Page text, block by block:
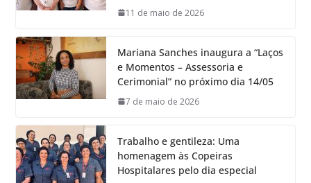
11 de maio de 2026
Mariana Sanches inaugura a “Laços
e Momentos – Assessoria e
Cerimonial” no próximo dia 14/05
7 de maio de 2026
Trabalho e gentileza: Uma
homenagem às Copeiras
Hospitalares pelo dia especial